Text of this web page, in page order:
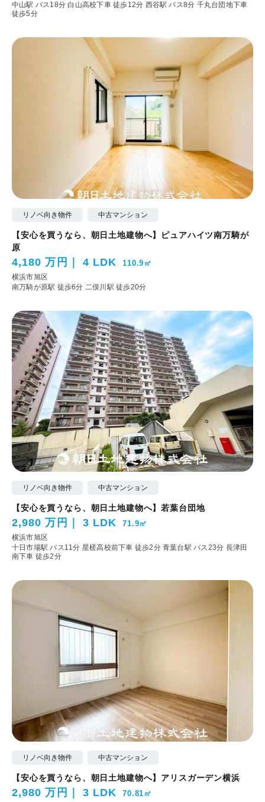
中山駅 バス18分 白山高校下車 徒歩12分 西谷駅 バス8分 千丸台団地下車
徒歩5分
リノベ向き物件 中古マンション
【安心を買うなら、朝日土地建物へ】ピュアハイツ南万騎が
原
4,180 万円 4 LDK 110.9㎡
横浜市旭区
南万騎が原駅 徒歩6分 二俣川駅 徒歩20分
リノベ向き物件 中古マンション
【安心を買うなら、朝日土地建物へ】若葉台団地
2,980 万円 3 LDK 71.9㎡
横浜市旭区
十日市場駅 バス11分 星槎高校前下車 徒歩2分 青葉台駅 バス23分 長津田
南下車 徒歩2分
リノベ向き物件 中古マンション
【安心を買うなら、朝日土地建物へ】アリスガーデン横浜
2,980 万円 3 LDK 70.81㎡